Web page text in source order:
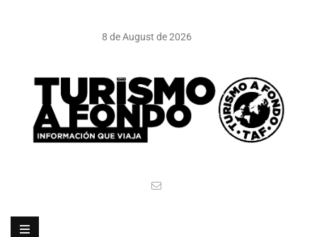
8 de August de 2026